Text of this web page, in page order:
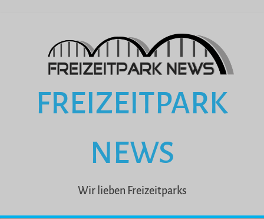
FREIZEITPARK
NEWS
Wir lieben Freizeitparks